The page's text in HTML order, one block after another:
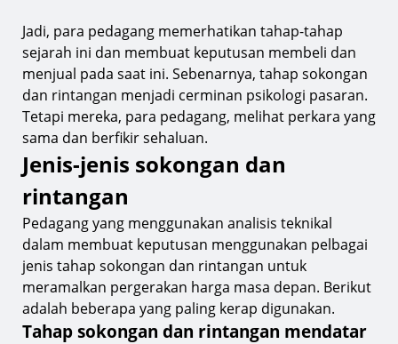
Jadi, para pedagang memerhatikan tahap-tahap
sejarah ini dan membuat keputusan membeli dan
menjual pada saat ini. Sebenarnya, tahap sokongan
dan rintangan menjadi cerminan psikologi pasaran.
Tetapi mereka, para pedagang, melihat perkara yang
sama dan berfikir sehaluan.
Jenis-jenis sokongan dan
rintangan
Pedagang yang menggunakan analisis teknikal
dalam membuat keputusan menggunakan pelbagai
jenis tahap sokongan dan rintangan untuk
meramalkan pergerakan harga masa depan. Berikut
adalah beberapa yang paling kerap digunakan.
Tahap sokongan dan rintangan mendatar